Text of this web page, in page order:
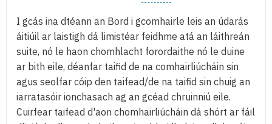
I gcás ina dtéann an Bord i gcomhairle leis an údarás
áitiúil ar laistigh dá limistéar feidhme atá an láithreán
suite, nó le haon chomhlacht forordaithe nó le duine
ar bith eile, déanfar taifid de na comhairliúcháin sin
agus seolfar cóip den taifead/de na taifid sin chuig an
iarratasóir ionchasach ag an gcéad chruinniú eile.
Cuirfear taifead d'aon chomhairliúcháin dá shórt ar fáil